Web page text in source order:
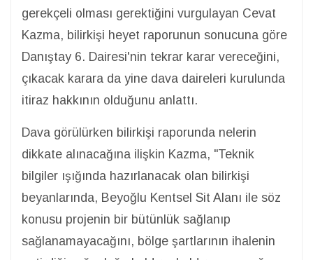
gerekçeli olması gerektiğini vurgulayan Cevat
Kazma, bilirkişi heyet raporunun sonucuna göre
Danıştay 6. Dairesi'nin tekrar karar vereceğini,
çıkacak karara da yine dava daireleri kurulunda
itiraz hakkının olduğunu anlattı.
Dava görülürken bilirkişi raporunda nelerin
dikkate alınacağına ilişkin Kazma, "Teknik
bilgiler ışığında hazırlanacak olan bilirkişi
beyanlarında, Beyoğlu Kentsel Sit Alanı ile söz
konusu projenin bir bütünlük sağlanıp
sağlanamayacağını, bölge şartlarının ihalenin